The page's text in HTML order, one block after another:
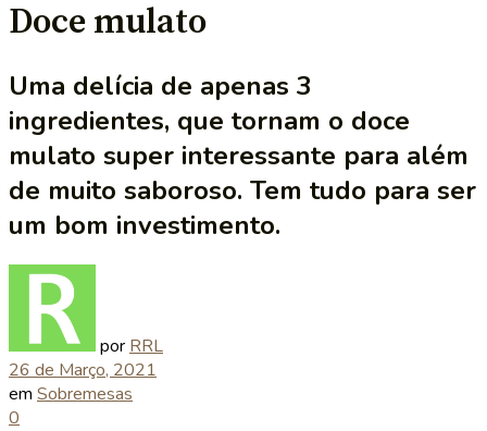
Doce mulato
Uma delícia de apenas 3
ingredientes, que tornam o doce
mulato super interessante para além
de muito saboroso. Tem tudo para ser
um bom investimento.
por RRL
26 de Março, 2021
em Sobremesas
0